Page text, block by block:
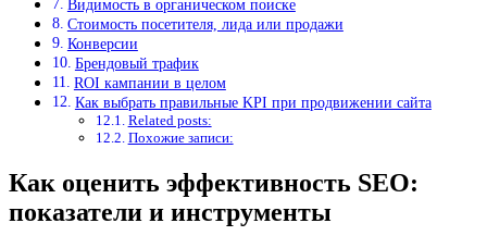
Видимость в органическом поиске
Стоимость посетителя, лида или продажи
Конверсии
Брендовый трафик
ROI кампании в целом
Как выбрать правильные KPI при продвижении сайта
Related posts:
Похожие записи:
Как оценить эффективность SEO:
показатели и инструменты